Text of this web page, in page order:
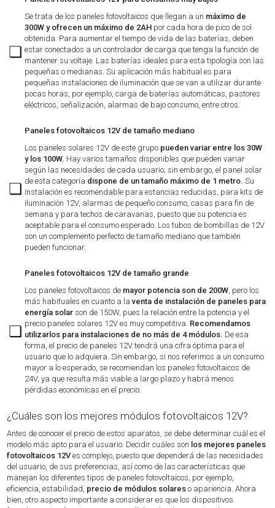
❏
Se trata de los paneles fotovoltaicos que llegan a un máximo de
300W y ofrecen un máximo de 2AH por cada hora de pico de sol
obtenida. Para aumentar el tiempo de vida de las baterías, deben
estar conectados a un controlador de carga que tenga la función de
mantener su voltaje. Las baterías ideales para esta tipología son las
pequeñas o medianas. Su aplicación más habitual es para
pequeñas instalaciones de iluminación que se van a utilizar durante
pocas horas, por ejemplo, carga de baterías automáticas, pastores
eléctricos, señalización, alarmas de bajo consumo, entre otros.
❏
Paneles fotovoltaicos 12V de tamaño mediano
Los paneles solares 12V de este grupo pueden variar entre los 30W
y los 100W. Hay varios tamaños disponibles que pueden variar
según las necesidades de cada usuario; sin embargo, el panel solar
de esta categoría dispone de un tamaño máximo de 1 metro.Su
instalación es recomendable para estancias reducidas, para kits de
iluminación 12V, alarmas de pequeño consumo, casas para fin de
semana y para techos de caravanas, puesto que su potencia es
aceptable para el consumo esperado. Los tubos de bombillas de 12V
son un complemento perfecto de tamaño mediano que también
pueden funcionar.
❏
Paneles fotovoltaicos 12V de tamaño grande
Los paneles fotovoltaicos de mayor potencia son de 200W , pero los
más habituales en cuanto a laventa de instalación de paneles para
energía solar son de 150W, pues la relación entre la potencia y el
precio paneles solares 12V es muy competitiva. Recomendamos
utilizarlos para instalaciones de no más de 4 módulos. De esa
forma, el precio de paneles 12V tendrá una cifra óptima para el
usuario que lo adquiera. Sin embargo, si nos referimos a un consumo
mayor a lo esperado, se recomiendan los paneles fotovoltaicos de
24V, ya que resulta más viable a largo plazo y habrá menos
pérdidas económicas en el precio.
¿Cuáles son los mejores módulos fotovoltaicos 12V?
Antes de conocer el precio de estos aparatos, se debe determinar cuál es el
modelo más apto para el usuario. Decidir cuáles son los mejores paneles
fotovoltaicos 12Ves complejo, puesto que dependerá de las necesidades
del usuario, de sus preferencias, así como de las características que
manejan los diferentes tipos de paneles fotovoltaicos, por ejemplo,
eficiencia, estabilidad, precio de módulos solares o apariencia. Ahora
bien, otro aspecto importante a considerar es que los dispositivos